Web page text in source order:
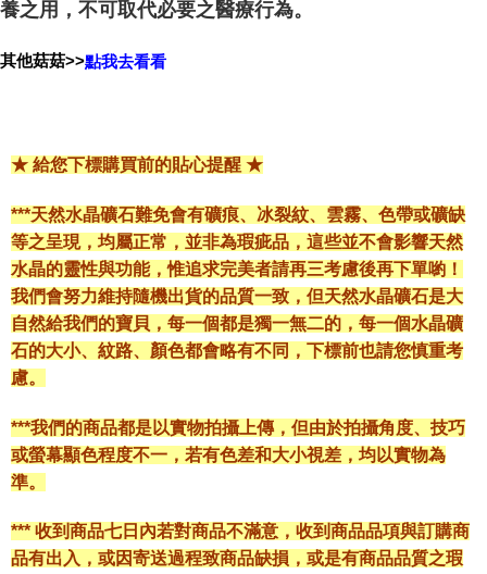
養之用，不可取代必要之醫療行為。
其他菇菇>>點我去看看
★ 給您下標購買前的貼心提醒 ★
***天然水晶礦石難免會有礦痕、冰裂紋、雲霧、色帶或礦缺
等之呈現，均屬正常，並非為瑕疵品，這些並不會影響天然
水晶的靈性與功能，惟追求完美者請再三考慮後再下單喲！
我們會努力維持隨機出貨的品質一致，但天然水晶礦石是大
自然給我們的寶貝，每一個都是獨一無二的，每一個水晶礦
石的大小、紋路、顏色都會略有不同，下標前也請您慎重考
慮。
***我們的商品都是以實物拍攝上傳，但由於拍攝角度、技巧
或螢幕顯色程度不一，若有色差和大小視差，均以實物為
準。
*** 收到商品七日內若對商品不滿意，收到商品品項與訂購商
品有出入，或因寄送過程致商品缺損，或是有商品品質之瑕